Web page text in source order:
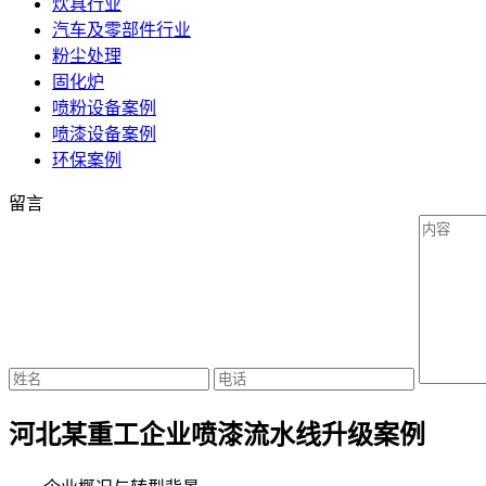
汽车及零部件行业
粉尘处理
固化炉
喷粉设备案例
喷漆设备案例
环保案例
留言
河北某重工企业喷漆流水线升级案例